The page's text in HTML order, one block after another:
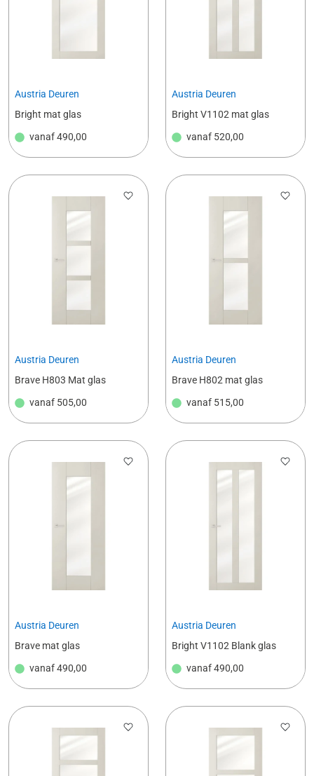
Austria Deuren
Bright mat glas
vanaf490,00
Austria Deuren
Bright V1102 mat glas
vanaf 520,00
Austria Deuren
Brave H803 Mat glas
vanaf 505,00
Austria Deuren
Brave H802 mat glas
vanaf 515,00
Austria Deuren
Brave mat glas
vanaf490,00
Austria Deuren
Bright V1102 Blank glas
vanaf490,00